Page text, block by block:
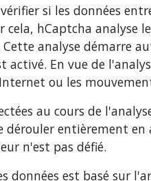
si les données
cela, hCaptcha analyse
analyse démarre
activé. En vue de
ou les
au cours de
dérouler entièrement
n'est pas défié.
données est basé sur